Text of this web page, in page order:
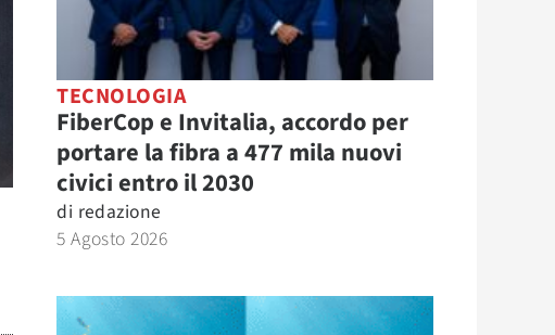
TECNOLOGIA
FiberCop e Invitalia, accordo per
portare la fibra a 477 mila nuovi
civici entro il 2030
di redazione
5 Agosto 2026